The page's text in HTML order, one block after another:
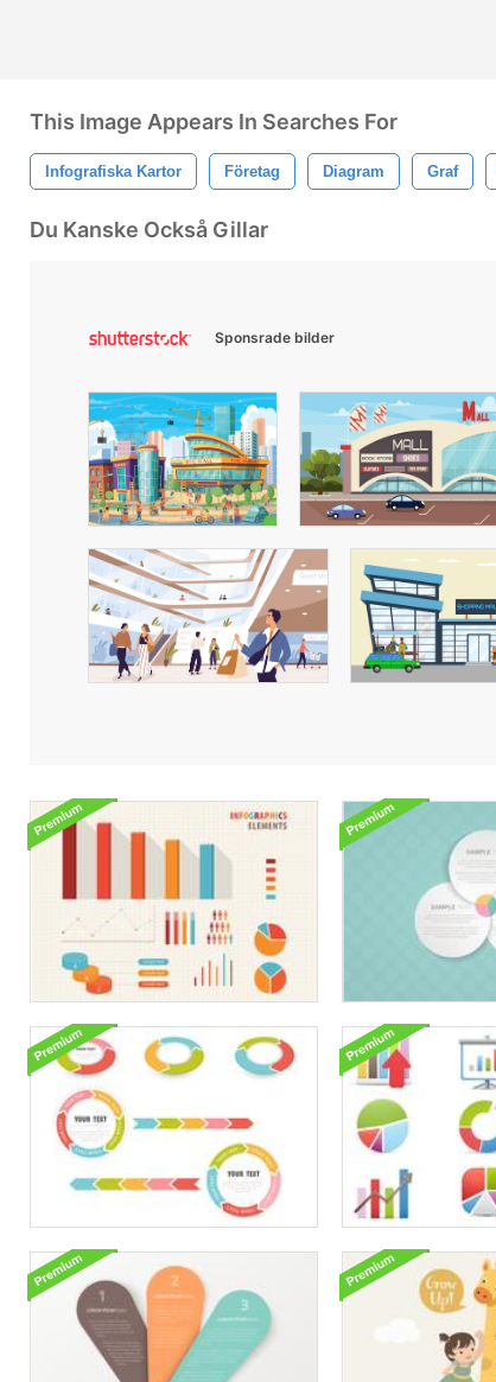
This Image Appears In Searches For
Infografiska Kartor Företag Diagram Graf
Du Kanske Också Gillar
Sponsrade bilder